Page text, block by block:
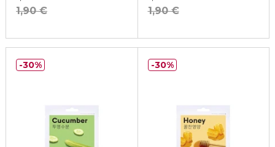
1,90 €
1,90 €
30% 30%